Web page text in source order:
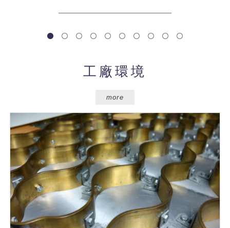
1 2 3 4 5 6 7 8 9
工廠環境
more